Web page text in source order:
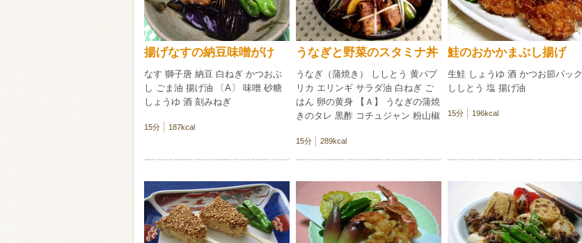
ビール ハイボール（ウイスキー） ウイスキー・ブランデー 焼酎
赤ワイン 白ワイン
検索
揚げなすの納豆味噌がけ
なす 獅子唐 納豆 白ねぎ かつおぶ
し ごま油 揚げ油 〔A〕 味噌 砂糖
しょうゆ 酒 刻みねぎ
15分 187kcal
うなぎと野菜のスタミナ丼
うなぎ（蒲焼き） ししとう 黄パプ
リカ エリンギ サラダ油 白ねぎ ご
はん 卵の黄身 【Ａ】 うなぎの蒲焼
きのタレ 黒酢 コチュジャン 粉山椒
15分 289kcal
鮭のおかかまぶし揚げ
生鮭 しょうゆ 酒 かつお節パック
ししとう 塩 揚げ油
15分 196kcal